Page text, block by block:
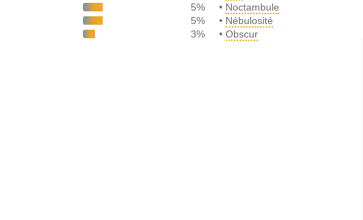
5%
• Noctambule
5%
• Nébulosité
3%
• Obscur